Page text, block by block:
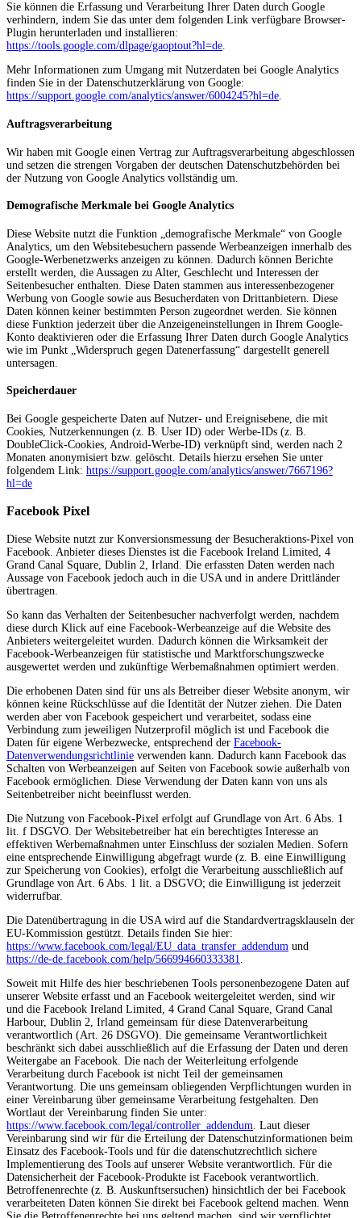
Sie können die Erfassung und Verarbeitung Ihrer Daten durch Google
verhindern, indem Sie das unter dem folgenden Link verfügbare Browser-
Plugin herunterladen und installieren:
https://tools.google.com/dlpage/gaoptout?hl=de.
Mehr Informationen zum Umgang mit Nutzerdaten bei Google Analytics
finden Sie in der Datenschutzerklärung von Google:
https://support.google.com/analytics/answer/6004245?hl=de.
Auftragsverarbeitung
Wir haben mit Google einen Vertrag zur Auftragsverarbeitung abgeschlossen
und setzen die strengen Vorgaben der deutschen Datenschutzbehörden bei
der Nutzung von Google Analytics vollständig um.
Demografische Merkmale bei Google Analytics
Diese Website nutzt die Funktion „demografische Merkmale“ von Google
Analytics, um den Websitebesuchern passende Werbeanzeigen innerhalb des
Google-Werbenetzwerks anzeigen zu können. Dadurch können Berichte
erstellt werden, die Aussagen zu Alter, Geschlecht und Interessen der
Seitenbesucher enthalten. Diese Daten stammen aus interessenbezogener
Werbung von Google sowie aus Besucherdaten von Drittanbietern. Diese
Daten können keiner bestimmten Person zugeordnet werden. Sie können
diese Funktion jederzeit über die Anzeigeneinstellungen in Ihrem Google-
Konto deaktivieren oder die Erfassung Ihrer Daten durch Google Analytics
wie im Punkt „Widerspruch gegen Datenerfassung“ dargestellt generell
untersagen.
Speicherdauer
Bei Google gespeicherte Daten auf Nutzer- und Ereignisebene, die mit
Cookies, Nutzerkennungen (z. B. User ID) oder Werbe-IDs (z. B.
DoubleClick-Cookies, Android-Werbe-ID) verknüpft sind, werden nach 2
Monaten anonymisiert bzw. gelöscht. Details hierzu ersehen Sie unter
folgendem Link: https://support.google.com/analytics/answer/7667196?
hl=de
Facebook Pixel
Diese Website nutzt zur Konversionsmessung der Besucheraktions-Pixel von
Facebook. Anbieter dieses Dienstes ist die Facebook Ireland Limited, 4
Grand Canal Square, Dublin 2, Irland. Die erfassten Daten werden nach
Aussage von Facebook jedoch auch in die USA und in andere Drittländer
übertragen.
So kann das Verhalten der Seitenbesucher nachverfolgt werden, nachdem
diese durch Klick auf eine Facebook-Werbeanzeige auf die Website des
Anbieters weitergeleitet wurden. Dadurch können die Wirksamkeit der
Facebook-Werbeanzeigen für statistische und Marktforschungszwecke
ausgewertet werden und zukünftige Werbemaßnahmen optimiert werden.
Die erhobenen Daten sind für uns als Betreiber dieser Website anonym, wir
können keine Rückschlüsse auf die Identität der Nutzer ziehen. Die Daten
werden aber von Facebook gespeichert und verarbeitet, sodass eine
Verbindung zum jeweiligen Nutzerprofil möglich ist und Facebook die
Daten für eigene Werbezwecke, entsprechend der Facebook-
Datenverwendungsrichtlinie verwenden kann. Dadurch kann Facebook das
Schalten von Werbeanzeigen auf Seiten von Facebook sowie außerhalb von
Facebook ermöglichen. Diese Verwendung der Daten kann von uns als
Seitenbetreiber nicht beeinflusst werden.
Die Nutzung von Facebook-Pixel erfolgt auf Grundlage von Art. 6 Abs. 1
lit. f DSGVO. Der Websitebetreiber hat ein berechtigtes Interesse an
effektiven Werbemaßnahmen unter Einschluss der sozialen Medien. Sofern
eine entsprechende Einwilligung abgefragt wurde (z. B. eine Einwilligung
zur Speicherung von Cookies), erfolgt die Verarbeitung ausschließlich auf
Grundlage von Art. 6 Abs. 1 lit. a DSGVO; die Einwilligung ist jederzeit
widerrufbar.
Die Datenübertragung in die USA wird auf die Standardvertragsklauseln der
EU-Kommission gestützt. Details finden Sie hier:
https://www.facebook.com/legal/EU_data_transfer_addendum und
https://de-de.facebook.com/help/566994660333381
Soweit mit Hilfe des hier beschriebenen Tools personenbezogene Daten auf
unserer Website erfasst und an Facebook weitergeleitet werden, sind wir
und die Facebook Ireland Limited, 4 Grand Canal Square, Grand Canal
Harbour, Dublin 2, Irland gemeinsam für diese Datenverarbeitung
verantwortlich (Art. 26 DSGVO). Die gemeinsame Verantwortlichkeit
beschränkt sich dabei ausschließlich auf die Erfassung der Daten und deren
Weitergabe an Facebook. Die nach der Weiterleitung erfolgende
Verarbeitung durch Facebook ist nicht Teil der gemeinsamen
Verantwortung. Die uns gemeinsam obliegenden Verpflichtungen wurden in
einer Vereinbarung über gemeinsame Verarbeitung festgehalten. Den
Wortlaut der Vereinbarung finden Sie unter:
https://www.facebook.com/legal/controller_addendum . Laut dieser
Vereinbarung sind wir für die Erteilung der Datenschutzinformationen beim
Einsatz des Facebook-Tools und für die datenschutzrechtlich sichere
Implementierung des Tools auf unserer Website verantwortlich. Für die
Datensicherheit der Facebook-Produkte ist Facebook verantwortlich.
Betroffenenrechte (z. B. Auskunftsersuchen) hinsichtlich der bei Facebook
verarbeiteten Daten können Sie direkt bei Facebook geltend machen. Wenn